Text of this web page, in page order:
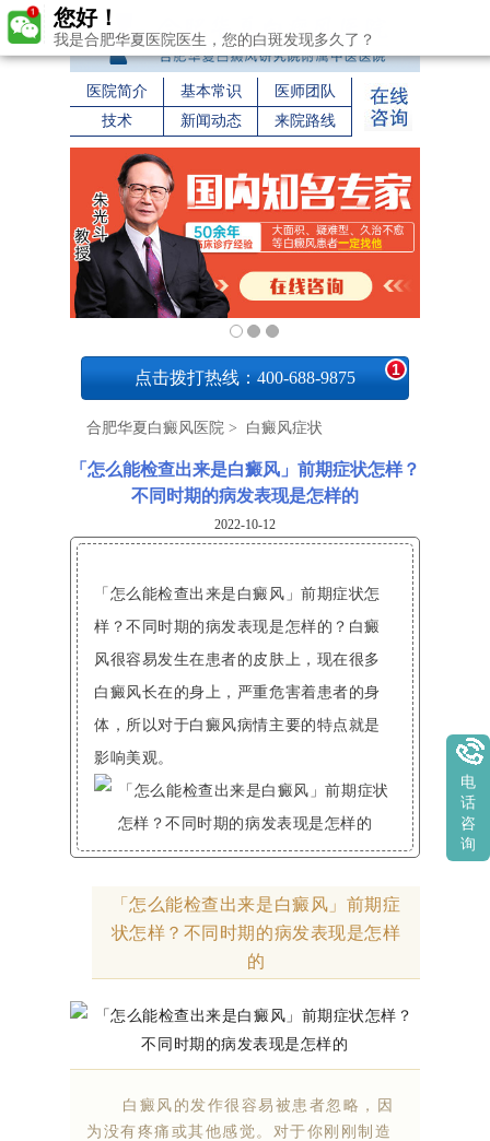
医院简介 基本常识
医师团队
技术
新闻动态 来院路线
点击拨打热线：400-688-9875 1
合肥华夏白癜风医院 > 白癜风症状
「怎么能检查出来是白癜风」前期症状怎样？
不同时期的病发表现是怎样的
2022-10-12
「怎么能检查出来是白癜风」前期症状怎
样？不同时期的病发表现是怎样的？白癜
风很容易发生在患者的皮肤上，现在很多
白癜风长在的身上，严重危害着患者的身
体，所以对于白癜风病情主要的特点就是
影响美观。
「怎么能检查出来是白癜风」前期症
状怎样？不同时期的病发表现是怎样
的
白癜风的发作很容易被患者忽略，因
为没有疼痛或其他感觉。对于你刚刚制造
您好！
我是合肥华夏医院医生，您的白斑发现多久了？
电
话
咨
询